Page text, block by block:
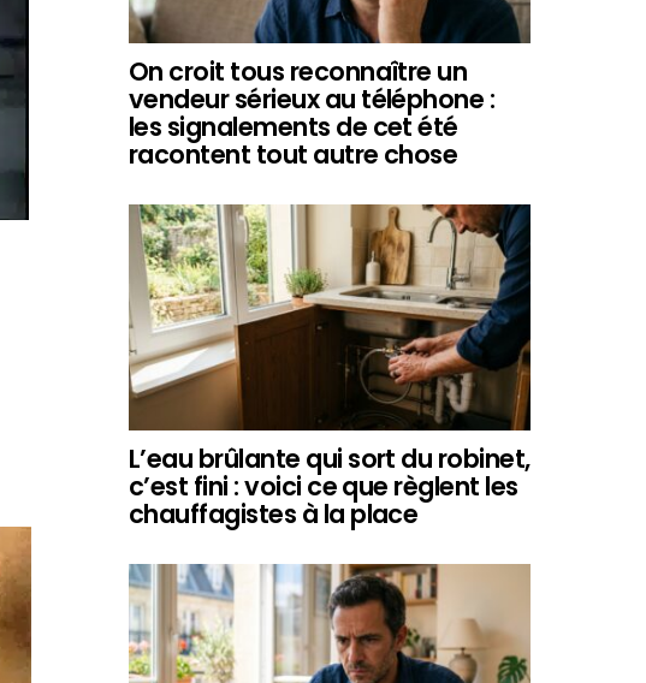
On croit tous reconnaître un
vendeur sérieux au téléphone :
les signalements de cet été
racontent tout autre chose
L’eau brûlante qui sort du robinet,
c’est fini : voici ce que règlent les
chauffagistes à la place